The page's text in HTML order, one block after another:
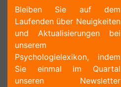
Bleiben Sie auf dem
Laufenden über Neuigkeiten
und Aktualisierungen bei
unserem
Psychologielexikon, indem
Sie einmal im Quartal
unseren Newsletter